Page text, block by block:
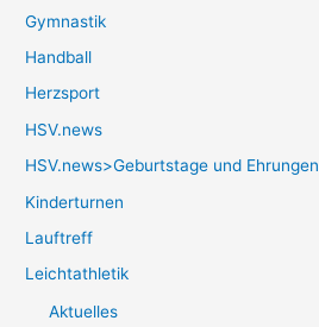
Gymnastik
Handball
Herzsport
HSV.news
HSV.news>Geburtstage und Ehrungen
Kinderturnen
Lauftreff
Leichtathletik
Aktuelles